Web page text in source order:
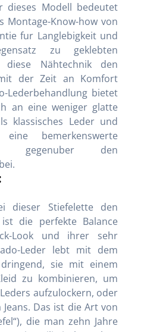
dieses Modell bedeutet
Montage-Know-how von
fur Langlebigkeit und
zu geklebten
diese Nähtechnik den
der Zeit an Komfort
Lederbehandlung bietet
an eine weniger glatte
klassisches Leder und
bemerkenswerte
gegenuber den
dieser Stiefelette den
die perfekte Balance
Look und ihrer sehr
Leder lebt mit dem
sie mit einem
zu kombinieren, um
aufzulockern, oder
Das ist die Art von
die man zehn Jahre